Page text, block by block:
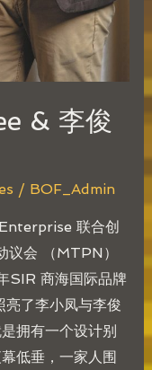
& 李俊
/ BOF_Admin
联合创
议会 （MTPN）
SIR 商海国际品牌
亮了李小凤与李俊
拥有一个设计别
低垂，一家人围